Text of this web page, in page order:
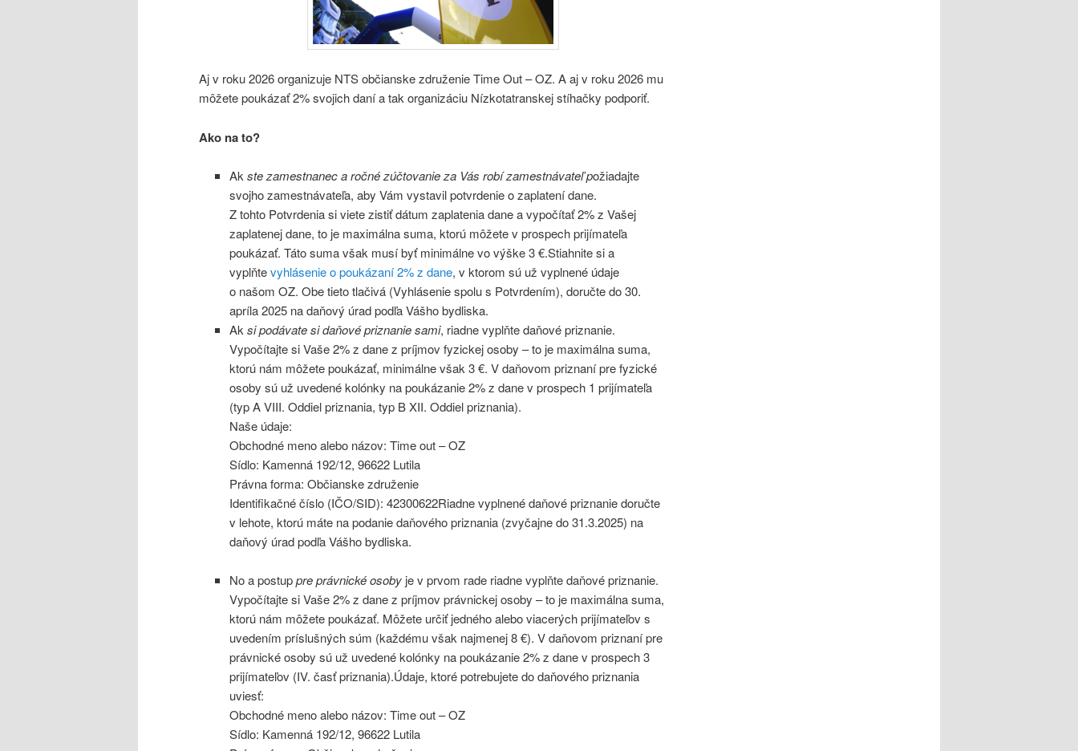
Aj v roku 2026 organizuje NTS občianske združenie Time Out – OZ. A aj v roku 2026 mu
môžete poukázať 2% svojich daní a tak organizáciu Nízkotatranskej stíhačky podporiť.
Ako na to?
Ak ste zamestnanec a ročné zúčtovanie za Vás robí zamestnávateľ požiadajte
svojho zamestnávateľa, aby Vám vystavil potvrdenie o zaplatení dane.
Z tohto Potvrdenia si viete zistiť dátum zaplatenia dane a vypočítať 2% z Vašej
zaplatenej dane, to je maximálna suma, ktorú môžete v prospech prijímateľa
poukázať. Táto suma však musí byť minimálne vo výške 3 €.Stiahnite si a
vyplňtevyhlásenie o poukázaní 2% z dane, v ktorom sú už vyplnené údaje
o našom OZ. Obe tieto tlačivá (Vyhlásenie spolu s Potvrdením), doručte do 30.
apríla 2025 na daňový úrad podľa Vášho bydliska.
Ak si podávate si daňové priznanie sami, riadne vyplňte daňové priznanie.
Vypočítajte si Vaše 2% z dane z príjmov fyzickej osoby – to je maximálna suma,
ktorú nám môžete poukázať, minimálne však 3 €. V daňovom priznaní pre fyzické
osoby sú už uvedené kolónky na poukázanie 2% z dane v prospech 1 prijímateľa
(typ A VIII. Oddiel priznania, typ B XII. Oddiel priznania).
Naše údaje:
Obchodné meno alebo názov: Time out – OZ
Sídlo: Kamenná 192/12, 96622 Lutila
Právna forma: Občianske združenie
Identifikačné číslo (IČO/SID): 42300622Riadne vyplnené daňové priznanie doručte
v lehote, ktorú máte na podanie daňového priznania (zvyčajne do 31.3.2025) na
daňový úrad podľa Vášho bydliska.
No a postuppre právnické osobyje v prvom rade riadne vyplňte daňové priznanie.
Vypočítajte si Vaše 2% z dane z príjmov právnickej osoby – to je maximálna suma,
ktorú nám môžete poukázať. Môžete určiť jedného alebo viacerých prijímateľov s
uvedením príslušných súm (každému však najmenej 8 €). V daňovom priznaní pre
právnické osoby sú už uvedené kolónky na poukázanie 2% z dane v prospech 3
prijímateľov (IV. časť priznania).Údaje, ktoré potrebujete do daňového priznania
uviesť:
Obchodné meno alebo názov: Time out – OZ
Sídlo: Kamenná 192/12, 96622 Lutila